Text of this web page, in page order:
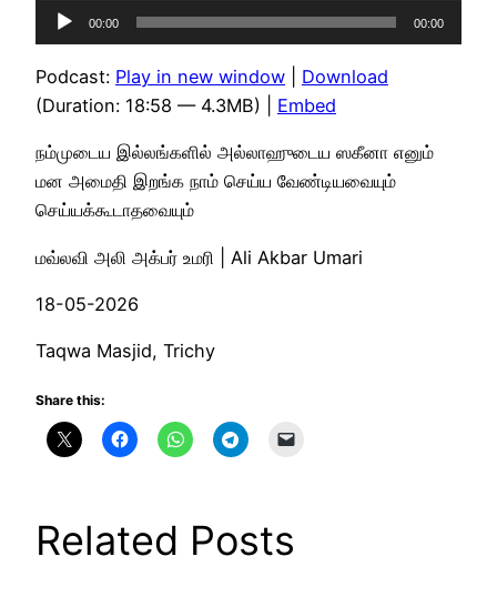
Audio
Player
00:00 00:00
Podcast: Play in new window
Download
(Duration: 18:58 — 4.3MB) | Embed
நம்முடைய இல்லங்களில் அல்லாஹுடைய ஸகீனா எனும்
மன அமைதி இறங்க நாம் செய்ய வேண்டியவையும்
செய்யக்கூடாதவையும்
மவ்லவி அலி அக்பர் உமரி | Ali Akbar Umari
18-05-2026
Taqwa Masjid, Trichy
Share this:
Related Posts